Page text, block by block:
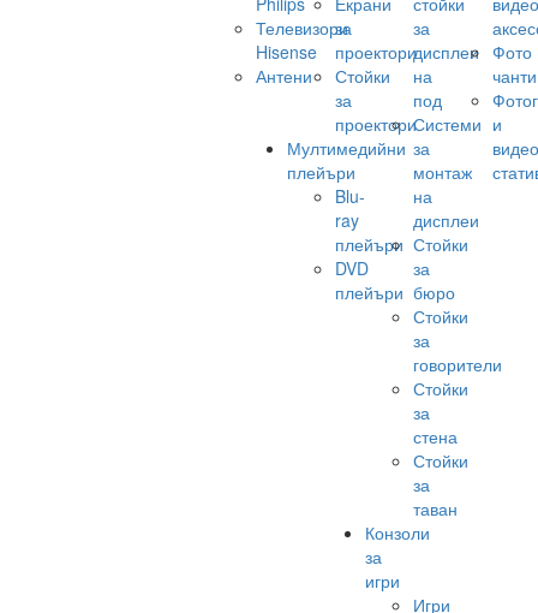
Телевизори
Hisense
Антени
за
проектори
Стойки
за
проектори
Мултимедийни
плейъри
Blu-
ray
плейъри
DVD
плейъри
за
дисплеи
на
под
Системи
за
монтаж
на
дисплеи
Стойки
за
бюро
Стойки
за
говорители
Стойки
за
стена
Стойки
за
таван
Конзоли
за
игри
Игри
Фото
чанти
и
видео